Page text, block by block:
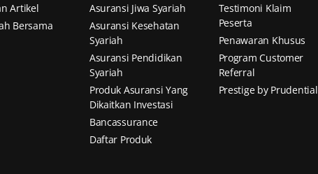
Artikel
Bersama
Asuransi Jiwa Syariah
Asuransi Kesehatan
Syariah
Asuransi Pendidikan
Syariah
Produk Asuransi Yang
Dikaitkan Investasi
Bancassurance
Daftar Produk
Testimoni Klaim
Peserta
Penawaran Khusus
Program Customer
Referral
Prestige by Prudential